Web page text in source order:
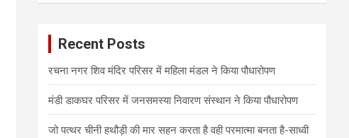
Recent Posts
रचना नगर शिव मंदिर परिसर में महिला मंडल ने किया पौधारोपण
मंडी डाकघर परिसर में जनसमस्या निवारण संस्थान ने किया पौधारोपण
जो पत्थर चीनी हथौड़ी की मार सहन करता है वही परमात्मा बनता है-साध्वी